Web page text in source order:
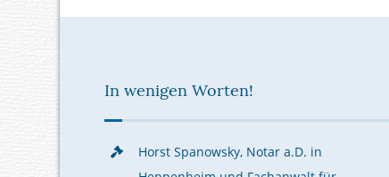
In wenigen Worten!
Horst Spanowsky, Notar a.D. in